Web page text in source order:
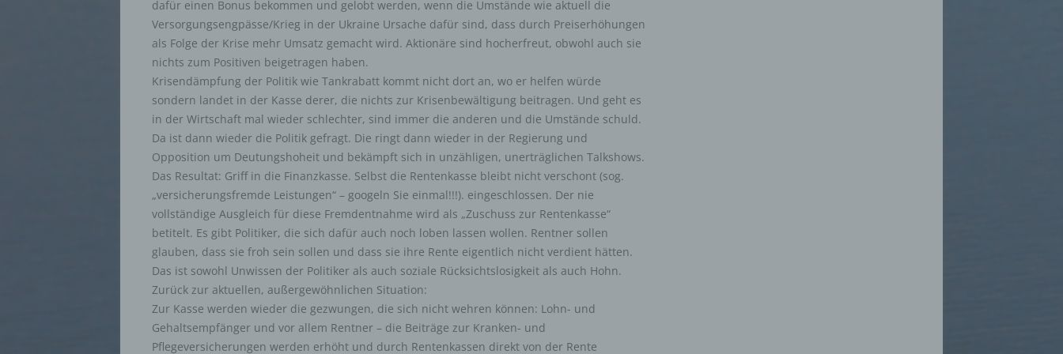
dafür einen Bonus bekommen und gelobt werden, wenn die Umstände wie aktuell die
Versorgungsengpässe/Krieg in der Ukraine Ursache dafür sind, dass durch Preiserhöhungen
als Folge der Krise mehr Umsatz gemacht wird. Aktionäre sind hocherfreut, obwohl auch sie
nichts zum Positiven beigetragen haben.
Krisendämpfung der Politik wie Tankrabatt kommt nicht dort an, wo er helfen würde
sondern landet in der Kasse derer, die nichts zur Krisenbewältigung beitragen. Und geht es
in der Wirtschaft mal wieder schlechter, sind immer die anderen und die Umstände schuld.
Da ist dann wieder die Politik gefragt. Die ringt dann wieder in der Regierung und
Opposition um Deutungshoheit und bekämpft sich in unzähligen, unerträglichen Talkshows.
Das Resultat: Griff in die Finanzkasse. Selbst die Rentenkasse bleibt nicht verschont (sog.
„versicherungsfremde Leistungen“ – googeln Sie einmal!!!). eingeschlossen. Der nie
vollständige Ausgleich für diese Fremdentnahme wird als „Zuschuss zur Rentenkasse“
betitelt. Es gibt Politiker, die sich dafür auch noch loben lassen wollen. Rentner sollen
glauben, dass sie froh sein sollen und dass sie ihre Rente eigentlich nicht verdient hätten.
Das ist sowohl Unwissen der Politiker als auch soziale Rücksichtslosigkeit als auch Hohn.
Zurück zur aktuellen, außergewöhnlichen Situation:
Zur Kasse werden wieder die gezwungen, die sich nicht wehren können: Lohn- und
Gehaltsempfänger und vor allem Rentner – die Beiträge zur Kranken- und
Pflegeversicherungen werden erhöht und durch Rentenkassen direkt von der Rente
Pseudonymisierung ist die Verarbeitung personenbezogener Daten in einer Weise,
auf welche die personenbezogenen Daten ohne Hinzuziehung zusätzlicher
Informationen nicht mehr einer spezifischen betroffenen Person zugeordnet werden
können, sofern diese zusätzlichen Informationen gesondert aufbewahrt werden und
technischen und organisatorischen Maßnahmen unterliegen, die gewährleisten,
natürlichen Person zugewiesen werden.
g) Verantwortlicher oder für die Verarbeitung Verantwortlicher
Verantwortlicher oder für die Verarbeitung Verantwortlicher ist die natürliche oder
juristische Person, Behörde, Einrichtung oder andere Stelle, die allein oder
gemeinsam mit anderen über die Zwecke und Mittel der Verarbeitung von
personenbezogenen Daten entscheidet. Sind die Zwecke und Mittel dieser
Verarbeitung durch das Unionsrecht oder das Recht der Mitgliedstaaten
vorgegeben, so kann der Verantwortliche beziehungsweise können die bestimmten
Kriterien seiner Benennung nach dem Unionsrecht oder dem Recht der
Mitgliedstaaten vorgesehen werden.
h) Auftragsverarbeiter
Auftragsverarbeiter ist eine natürliche oder juristische Person, Behörde, Einrichtung